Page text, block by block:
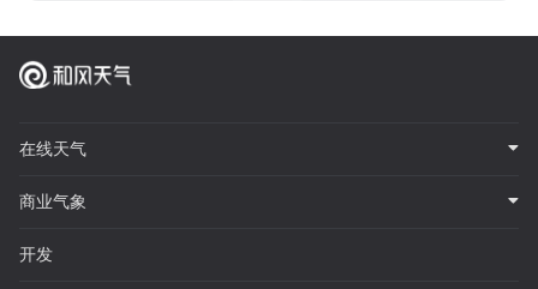
在线天气
商业气象
开发